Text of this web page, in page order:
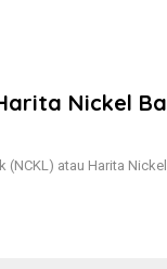
Nickel
(NCKL) atau Harita